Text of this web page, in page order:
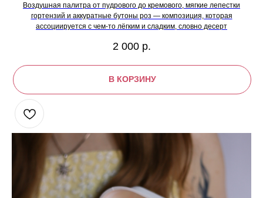
Воздушная палитра от пудрового до кремового, мягкие лепестки
гортензий и аккуратные бутоны роз — композиция, которая
ассоциируется с чем-то лёгким и сладким, словно десерт
2 000 р.
В КОРЗИНУ